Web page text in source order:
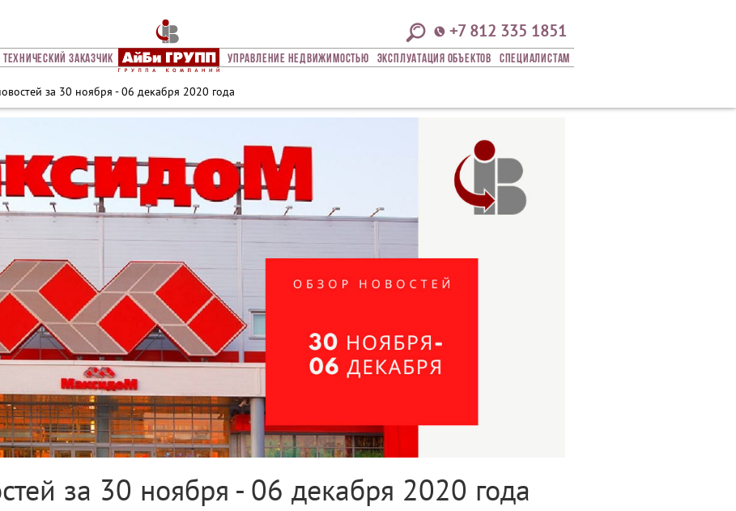
+7 812 335 1851
Технический Заказчик Управление Недвижимостью Эксплуатация Объектов СПЕЦИАЛИСТАМ
за 30 ноября - 06 декабря 2020 года
за 30 ноября - 06 декабря 2020 года